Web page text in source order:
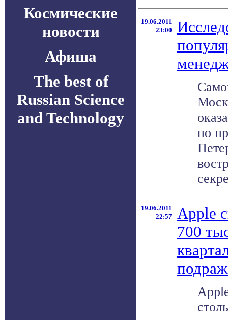
Космические
новости
Афиша
The best of
Russian Science
and Technology
19.06.2011
23:00
по
19.06.2011
22:57
Apple
700